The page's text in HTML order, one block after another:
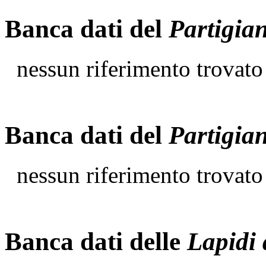
Banca dati del
nessun riferimento trovato
Banca dati del
nessun riferimento trovato
Banca dati delle Lapidi